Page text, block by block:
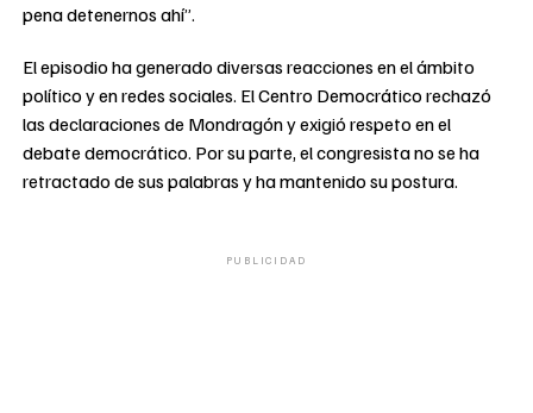
pena detenernos ahí”.
El episodio ha generado diversas reacciones en el ámbito
político y en redes sociales. El Centro Democrático rechazó
las declaraciones de Mondragón y exigió respeto en el
debate democrático. Por su parte, el congresista no se ha
retractado de sus palabras y ha mantenido su postura.
PUBLICIDAD